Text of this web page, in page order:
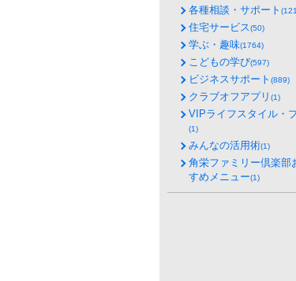
各種相談・サポート
住宅サービス(50)
学ぶ・趣味(1764)
こどもの学び(597)
ビジネスサポート (889)
クラブオフアプリ (1)
VIPライフスタイル・
(1)
みんなの活用術(1)
角栄ファミリー倶楽部
すめメニュー(1)